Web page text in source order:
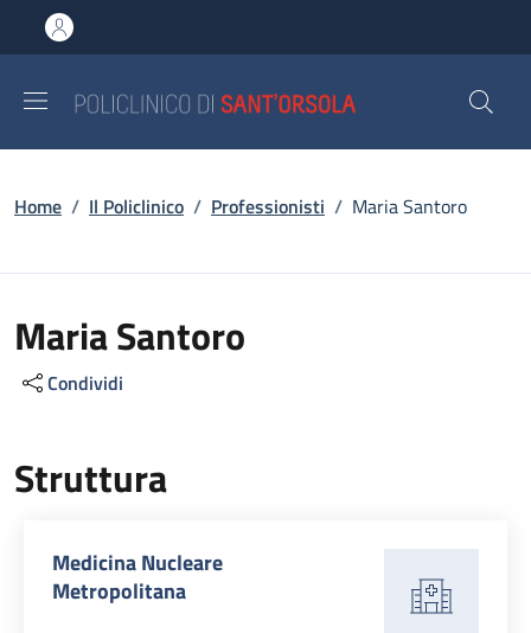
al contenuto principale
to footer content
Briciole di pane
Home / Il Policlinico / Professionisti / Maria Santoro
Maria Santoro
Condividi
Struttura
Medicina Nucleare
Metropolitana